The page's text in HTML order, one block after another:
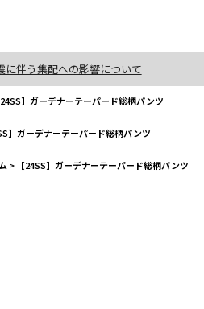
に伴う集配への影響について
24SS】ガーデナーテーパード総柄パンツ
】ガーデナーテーパード総柄パンツ
> 【24SS】ガーデナーテーパード総柄パンツ